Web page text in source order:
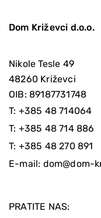
Dom Križevci d.o.o.
Nikole Tesle 49
48260 Križevci
OIB: 89187731748
T: +385 48 714064
T: +385 48 714 886
T: +385 48 270 891
E-mail: dom@dom-
PRATITE NAS: